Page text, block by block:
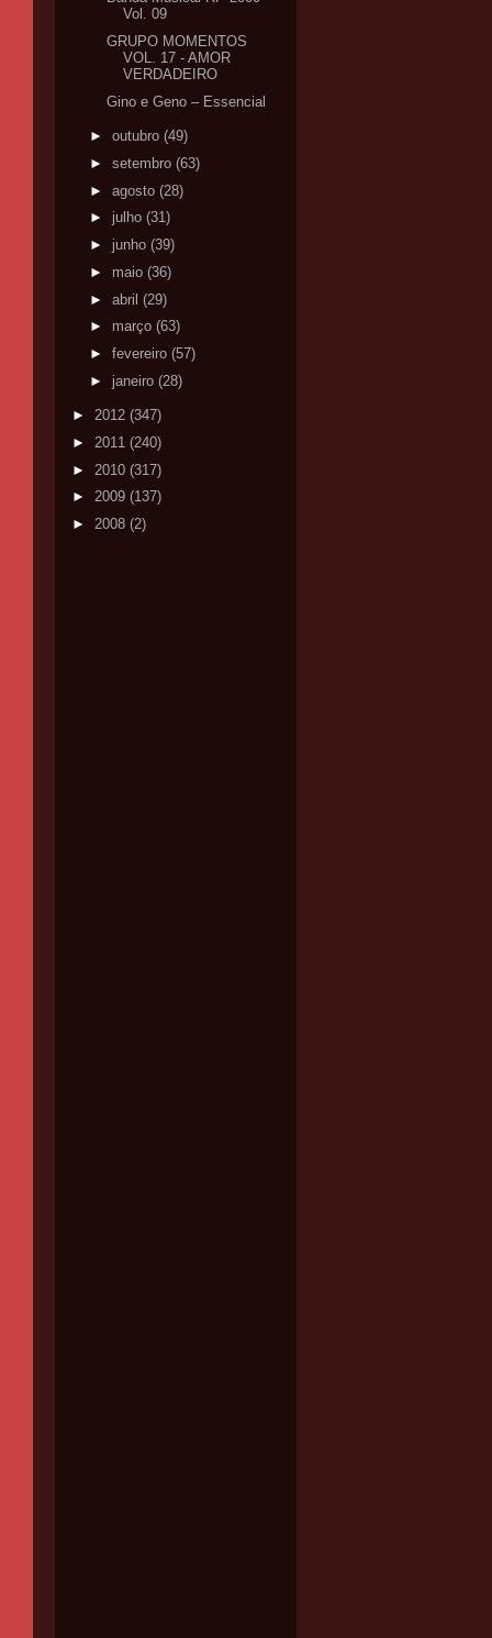
Vol. 09
GRUPO MOMENTOS
VOL. 17 - AMOR
VERDADEIRO
Gino e Geno – Essencial
► outubro (49)
► setembro (63)
► agosto (28)
► julho (31)
► junho (39)
► maio (36)
► abril (29)
► março (63)
► fevereiro (57)
► janeiro (28)
► 2012 (347)
► 2011 (240)
► 2010 (317)
► 2009 (137)
► 2008 (2)